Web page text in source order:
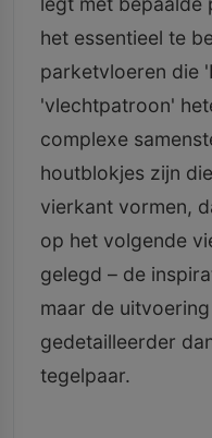
het essentieel te
parketvloeren die
'vlechtpatroon'
complexe
houtblokjes zijn
vierkant vormen,
op het volgende
gelegd – de
maar de
gedetailleerder
tegelpaar.